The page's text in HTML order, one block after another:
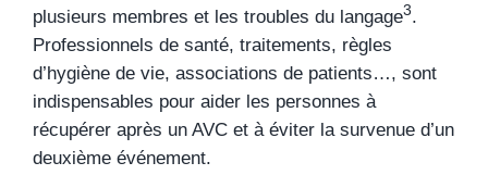
plusieurs membres et les troubles du langage3.
Professionnels de santé, traitements, règles
d’hygiène de vie, associations de patients…, sont
indispensables pour aider les personnes à
récupérer après un AVC et à éviter la survenue d’un
deuxième événement.